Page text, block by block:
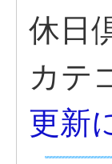
休日
カテ
更新